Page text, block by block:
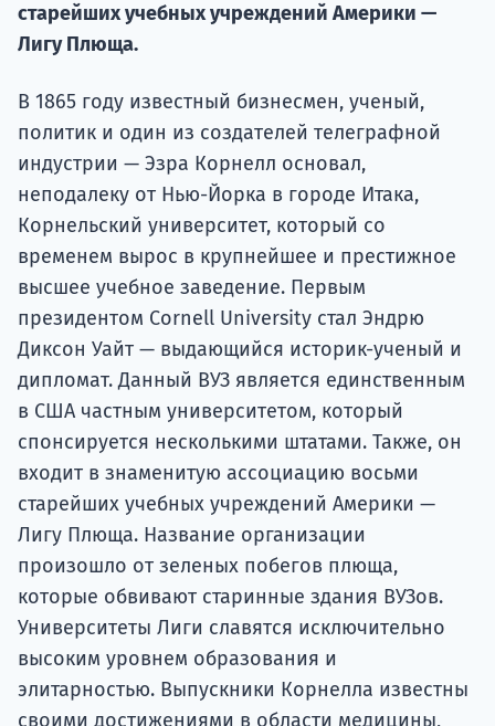
старейших учебных учреждений Америки —
Лигу Плюща.
В 1865 году известный бизнесмен, ученый,
политик и один из создателей телеграфной
индустрии — Эзра Корнелл основал,
неподалеку от Нью-Йорка в городе Итака,
Корнельский университет, который со
временем вырос в крупнейшее и престижное
высшее учебное заведение. Первым
президентом Cornell University стал Эндрю
Диксон Уайт — выдающийся историк-ученый и
дипломат. Данный ВУЗ является единственным
в США частным университетом, который
спонсируется несколькими штатами. Также, он
входит в знаменитую ассоциацию восьми
старейших учебных учреждений Америки —
Лигу Плюща. Название организации
произошло от зеленых побегов плюща,
которые обвивают старинные здания ВУЗов.
Университеты Лиги славятся исключительно
высоким уровнем образования и
элитарностью. Выпускники Корнелла известны
своими достижениями в области медицины,